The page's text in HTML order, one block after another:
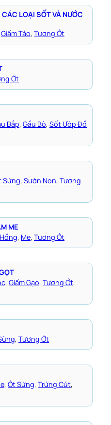
LOẠI SỐT VÀ NƯỚC
Giấm Táo, Tương Ớt
Ớt
Bắp, Gầu Bò, Sốt Ướp Đồ
Sừng, Sườn Non, Tương
ME
, Me, Tương Ớt
, Giấm Gạo, Tương Ớt
, Tương Ớt
, Ớt Sừng, Trứng Cút